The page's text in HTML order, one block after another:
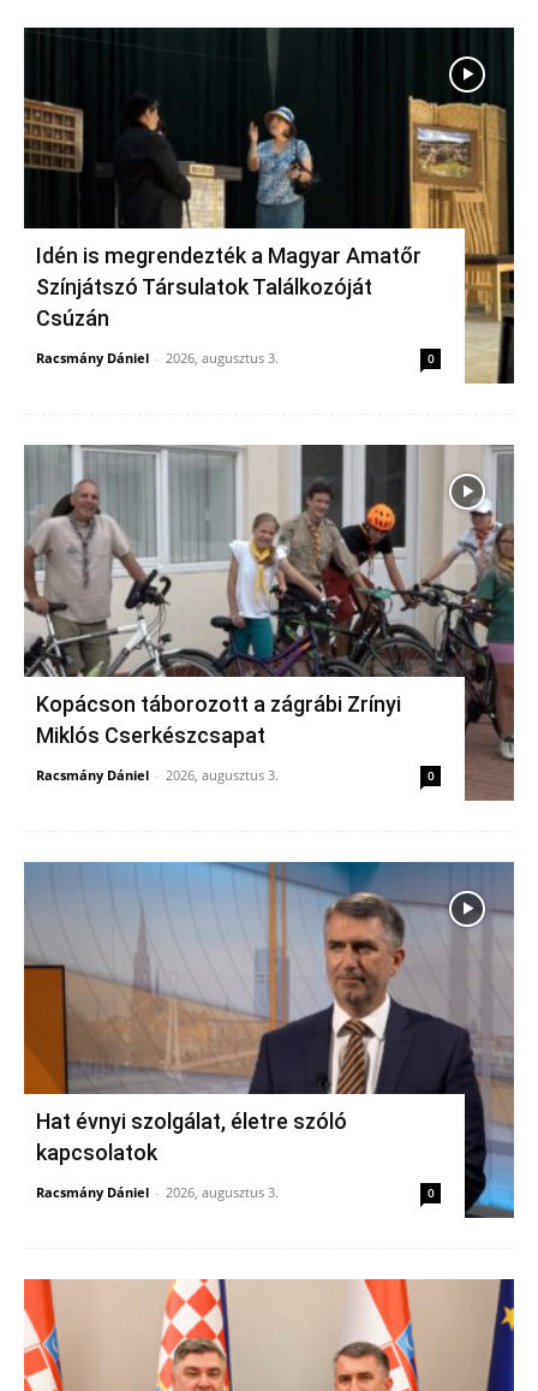
Idén is megrendezték a Magyar Amatőr
Színjátszó Társulatok Találkozóját
Csúzán
Racsmány Dániel - 2026, augusztus 3. 0
Kopácson táborozott a zágrábi Zrínyi
Miklós Cserkészcsapat
Racsmány Dániel - 2026, augusztus 3. 0
Hat évnyi szolgálat, életre szóló
kapcsolatok
Racsmány Dániel - 2026, augusztus 3. 0